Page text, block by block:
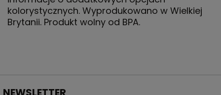
kolorystycznych. Wyprodukowano w Wielkiej
Brytanii. Produkt wolny od BPA.